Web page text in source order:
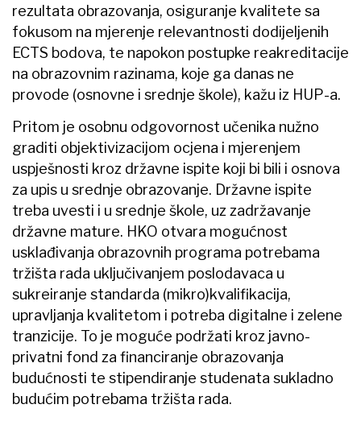
rezultata obrazovanja, osiguranje kvalitete sa
fokusom na mjerenje relevantnosti dodijeljenih
ECTS bodova, te napokon postupke reakreditacije
na obrazovnim razinama, koje ga danas ne
provode (osnovne i srednje škole), kažu iz HUP-a.
Pritom je osobnu odgovornost učenika nužno
graditi objektivizacijom ocjena i mjerenjem
uspješnosti kroz državne ispite koji bi bili i osnova
za upis u srednje obrazovanje. Državne ispite
treba uvesti i u srednje škole, uz zadržavanje
državne mature. HKO otvara mogućnost
usklađivanja obrazovnih programa potrebama
tržišta rada uključivanjem poslodavaca u
sukreiranje standarda (mikro)kvalifikacija,
upravljanja kvalitetom i potreba digitalne i zelene
tranzicije. To je moguće podržati kroz javno-
privatni fond za financiranje obrazovanja
budućnosti te stipendiranje studenata sukladno
budućim potrebama tržišta rada.